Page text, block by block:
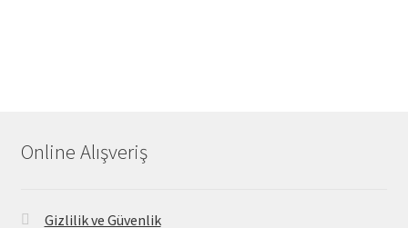
Online Alışveriş
Gizlilik ve Güvenlik